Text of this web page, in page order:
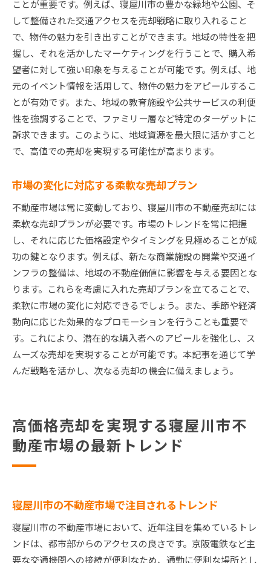
ことが重要です。例えば、寝屋川市の豊かな緑地や公園、そ
して整備された交通アクセスを売却戦略に取り入れること
で、物件の魅力を引き出すことができます。地域の特性を把
握し、それを活かしたマーケティングを行うことで、購入希
望者に対して強い印象を与えることが可能です。例えば、地
元のイベント情報を活用して、物件の魅力をアピールするこ
とが有効です。また、地域の教育施設や公共サービスの利便
性を強調することで、ファミリー層など特定のターゲットに
訴求できます。このように、地域資源を最大限に活かすこと
で、高値での売却を実現する可能性が高まります。
市場の変化に対応する柔軟な売却プラン
不動産市場は常に変動しており、寝屋川市の不動産売却には
柔軟な売却プランが必要です。市場のトレンドを常に把握
し、それに応じた価格設定やタイミングを見極めることが成
功の鍵となります。例えば、新たな商業施設の開業や交通イ
ンフラの整備は、地域の不動産価値に影響を与える要因とな
ります。これらを考慮に入れた売却プランを立てることで、
柔軟に市場の変化に対応できるでしょう。また、季節や経済
動向に応じた効果的なプロモーションを行うことも重要で
す。これにより、潜在的な購入者へのアピールを強化し、ス
ムーズな売却を実現することが可能です。本記事を通じて学
んだ戦略を活かし、次なる売却の機会に備えましょう。
高価格売却を実現する寝屋川市不
動産市場の最新トレンド
寝屋川市の不動産市場で注目されるトレンド
寝屋川市の不動産市場において、近年注目を集めているトレ
ンドは、都市部からのアクセスの良さです。京阪電鉄など主
要な交通機関への接続が便利なため、通勤に便利な場所とし